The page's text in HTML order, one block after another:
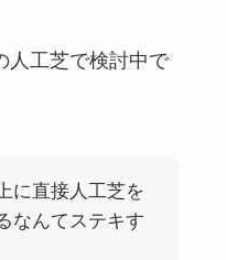
人工芝で検討中で
に直接人工芝を
なんてステキす